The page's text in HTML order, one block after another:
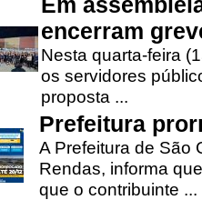
encerram
Nesta quarta-feira
os servidores
proposta ...
Prefeitura
A Prefeitura de São
Rendas, informa
que o contribuinte ...